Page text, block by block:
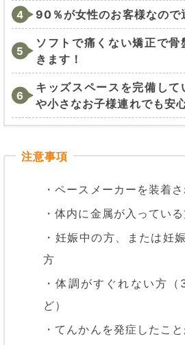
90％が女性のお客様なので
ソフトで痛くない矯正で
きます！
キッズスペースを完備し
や小さなお子様連れでも安
・ペースメーカーを装着
・体内に金属が入ってい
・妊娠中の方、または妊
方
・体調がすぐれない方
ど）
・てんかんを発症したこ